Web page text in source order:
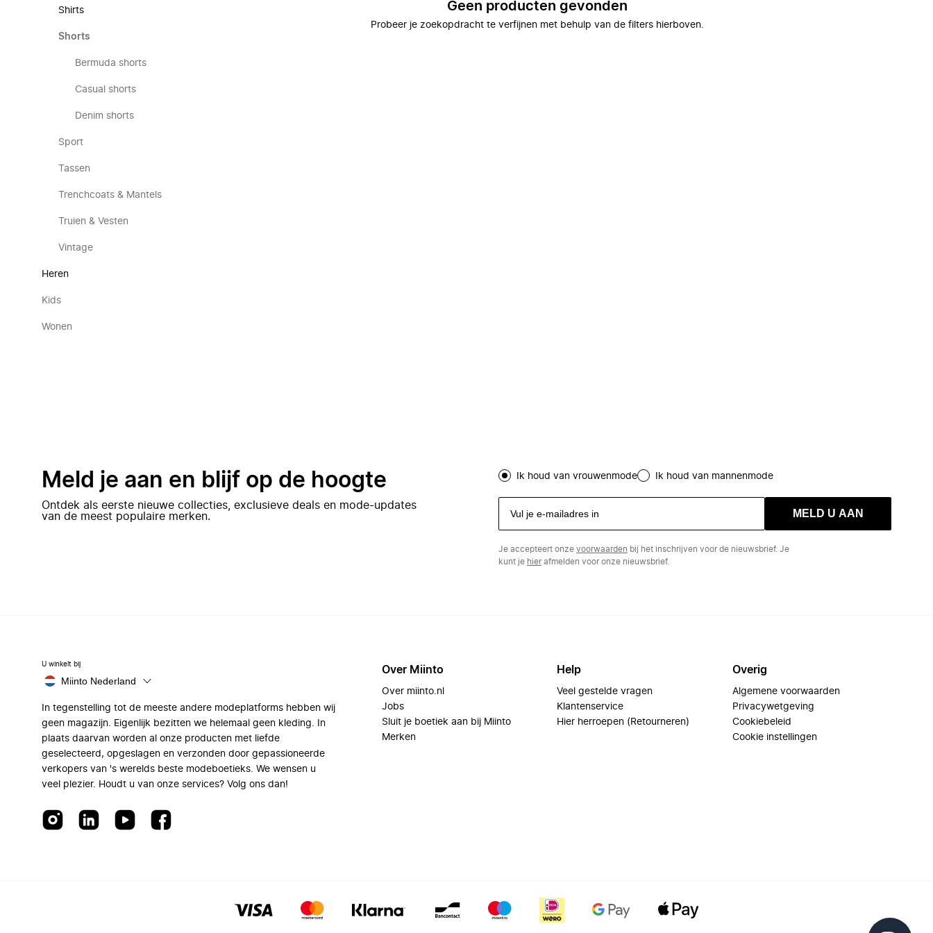
Shirts
Shorts
Bermuda shorts
Casual shorts
Denim shorts
Sport
Tassen
Trenchcoats & Mantels
Truien & Vesten
Vintage
Heren
Kids
Wonen
Geen producten gevonden
Probeer je zoekopdracht te verfijnen met behulp van de filters hierboven.
Meld je aan en blijf op de hoogte
Ontdek als eerste nieuwe collecties, exclusieve deals en mode-updates
van de meest populaire merken.
Ik houd van vrouwenmode Ik houd van mannenmode
MELD U AAN
Je accepteert onze voorwaarden bij het inschrijven voor de nieuwsbrief. Je
kunt je hierafmelden voor onze nieuwsbrief.
U winkelt bij
Miinto Nederland
In tegenstelling tot de meeste andere modeplatforms hebben wij
geen magazijn. Eigenlijk bezitten we helemaal geen kleding. In
plaats daarvan worden al onze producten met liefde
geselecteerd, opgeslagen en verzonden door gepassioneerde
verkopers van 's werelds beste modeboetieks. We wensen u
veel plezier. Houdt u van onze services? Volg ons dan!
Over Miinto
Over miinto.nl
Jobs
Sluit je boetiek aan bij Miinto
Merken
Help
Veel gestelde vragen
Klantenservice
Hier herroepen (Retourneren)
Overig
Algemene voorwaarden
Privacywetgeving
Cookiebeleid
Cookie instellingen